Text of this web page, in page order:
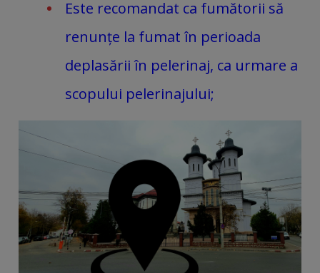
Este recomandat ca fumătorii să
renunțe la fumat în perioada
deplasării în pelerinaj, ca urmare a
scopului pelerinajului;